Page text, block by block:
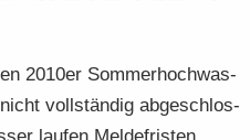
2010er Som­mer­hoch­was­
voll­stän­dig ab­ge­schlos­